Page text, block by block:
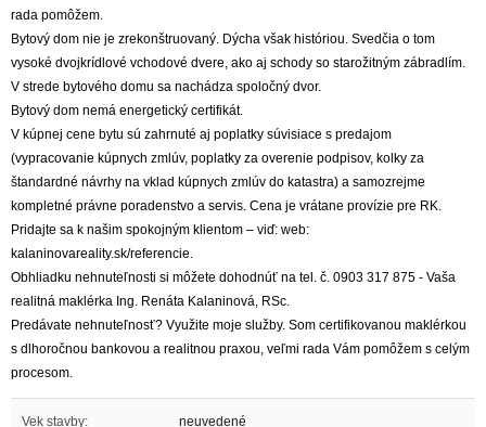
rada pomôžem.
Bytový dom nie je zrekonštruovaný. Dýcha však históriou. Svedčia o tom
vysoké dvojkrídlové vchodové dvere, ako aj schody so starožitným zábradlím.
V strede bytového domu sa nachádza spoločný dvor.
Bytový dom nemá energetický certifikát.
V kúpnej cene bytu sú zahrnuté aj poplatky súvisiace s predajom
(vypracovanie kúpnych zmlúv, poplatky za overenie podpisov, kolky za
štandardné návrhy na vklad kúpnych zmlúv do katastra) a samozrejme
kompletné právne poradenstvo a servis. Cena je vrátane provízie pre RK.
Pridajte sa k našim spokojným klientom – viď: web:
kalaninovareality.sk/referencie.
Obhliadku nehnuteľnosti si môžete dohodnúť na tel. č. 0903 317 875 - Vaša
realitná maklérka Ing. Renáta Kalaninová, RSc.
Predávate nehnuteľnosť? Využite moje služby. Som certifikovanou maklérkou
s dlhoročnou bankovou a realitnou praxou, veľmi rada Vám pomôžem s celým
procesom.
Vek stavby:
neuvedené